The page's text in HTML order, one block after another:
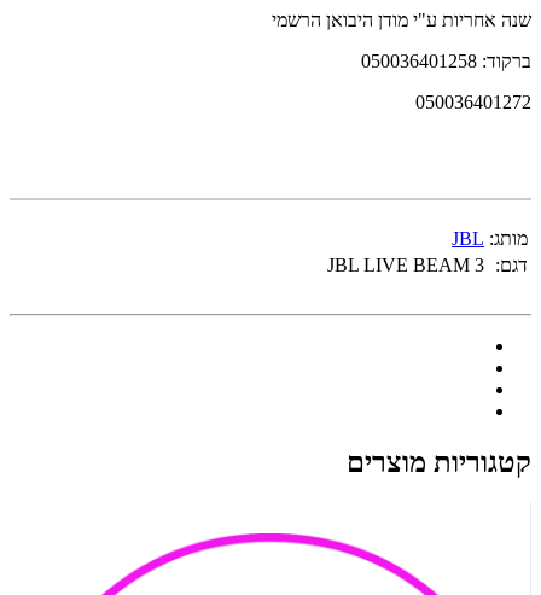
שנה אחריות ע"י מודן היבואן הרשמי
ברקוד: 050036401258
050036401272
מותג: JBL
דגם: JBL LIVE BEAM 3
קטגוריות מוצרים